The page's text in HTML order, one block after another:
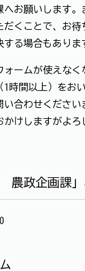
へお願いします
だくことで、お
る場合もありま
ームが使えなく
1時間以上）をお
い合わせください
かけしますがよろ
農政企画課